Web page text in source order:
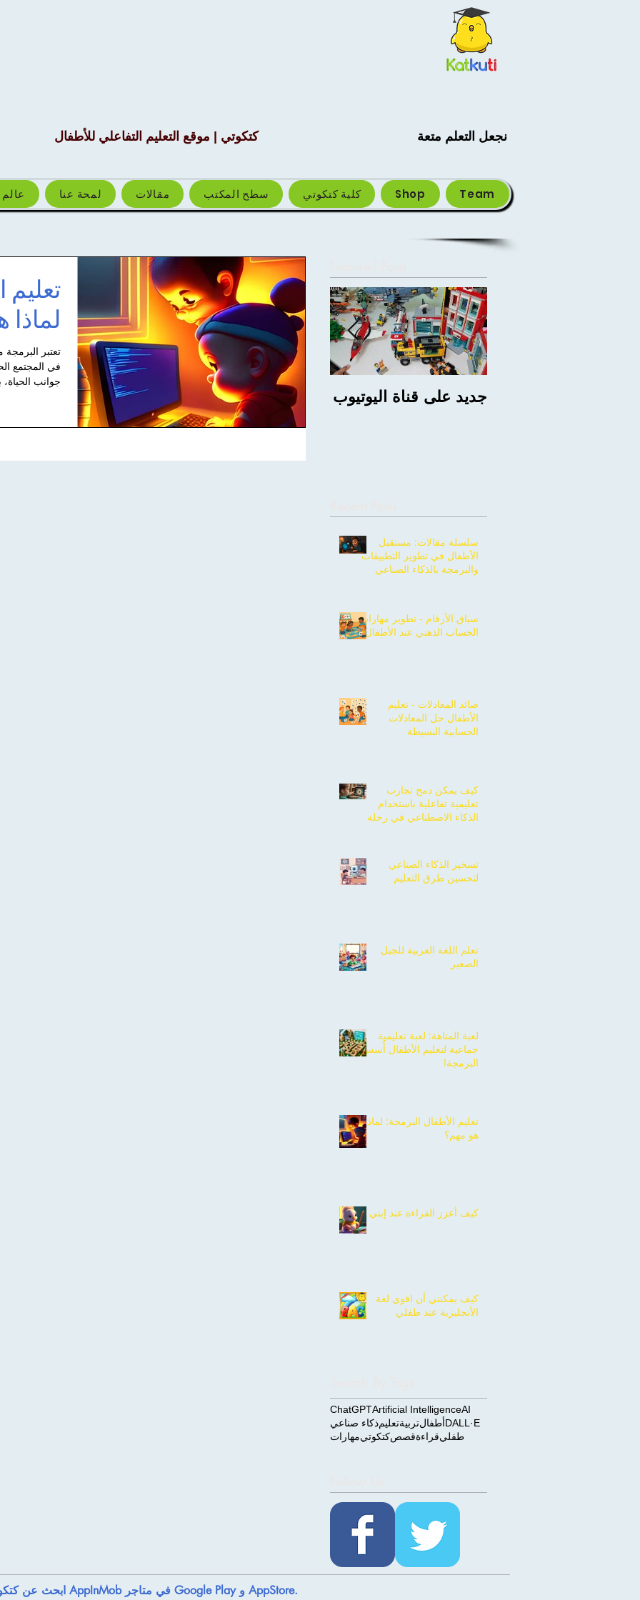
كتكوتي | موقع التعليم التفاعلي للأطفال نجعل التعلم متعة
لمحة عنا مقالات سطح المكتب كلية كتكوتي Shop Team
تعليم
تعتبر البرمجة
في المجتمع
جوانب
جديد على قناة اليوتيوب
New Releasr Learning
the ABC
لقاء مؤسس كتكوتي مع
موقع شوف shof.co.il
سلسلة مقالات: مستقبل
الأطفال في تطوير التطبيقات
والبرمجة بالذكاء الصناعي
سباق الأرقام - تطوير مهارات
الحساب الذهني عند الأطفال
صائد المعادلات - تعليم
الأطفال حل المعادلات
الحسابية البسيطة
كيف يمكن دمج تجارب
تعليمية تفاعلية باستخدام
الذكاء الاصطناعي في رحلة
تسخير الذكاء الصناعي
لتحسين طرق التعليم
تعلم اللغة العربية للجيل
الصغير
لعبة المتاهة: لعبة تعليمية
جماعية لتعليم الأطفال أُسس
البرمجة!
تعليم الأطفال البرمجة: لماذا
هو مهم؟
كيف أعزز القراءة عند إبني
كيف يمكنني أن اقوي لغة
الأنجليزية عند طفلي
AI
Artificial Intelligence
ChatGPT
DALL·Eأطفالتربيةتعليمذكاء صناعي
طفليقراءةقصصكتكوتيمهارات
ابحث عن كتكوتي أو AppInMob في متاجر Google Play و AppStore.